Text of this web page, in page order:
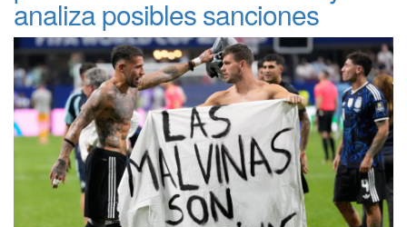
analiza posibles sanciones